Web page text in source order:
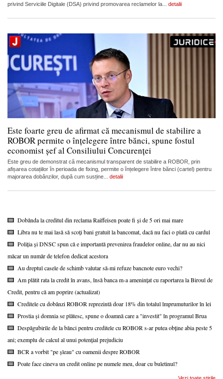
privind Serviciile Digitale (DSA) privind promovarea reclamelor la... detalii
Este foarte greu de afirmat că mecanismul de stabilire a
ROBOR permite o înțelegere între bănci, spune fostul
economist șef al Consiliului Concurenței
Este greu de demonstrat că mecanismul transparent de stabilire a ROBOR, prin
afișarea cotațiilor în perioada de fixing, permite o înțelegere între bănci (cartel) pentru
majorarea dobânzilor, după cum susține... detalii
Dobânda la creditul din reclama Raiffeisen poate fi și de 5 ori mai mare
Libra nu te mai lasă să scoți bani gratuit la bancomat, dacă nu faci o plată cu cardul
Poliția și DNSC spun că e importantă prevenirea fraudelor online, dar nu au nici
măcar un număr de telefon dedicat acestora
Au dreptul casele de schimb valutar să-mi refuze bancnote euro vechi?
Am plătit rata la credit în avans, însă banca m-a amenințat cu raportarea la Biroul de
Credit, pentru că am poprire (actualizat)
Creditele cu dobânzi ROBOR reprezintă doar 18% din totalul împrumuturilor în lei
Prostia și domnia se plătesc, spune o doamnă care a "investit" în programul Brua
Despăgubirile de la bănci pentru creditele cu ROBOR s-ar putea obține abia peste 5
ani; exemplu de calcul al unui potențial prejudiciu
BCR a vorbit "pe șleau" cu oamenii despre ROBOR
Poate face cineva un credit online pe numele meu, doar cu buletinul?
Vezi toate stirile